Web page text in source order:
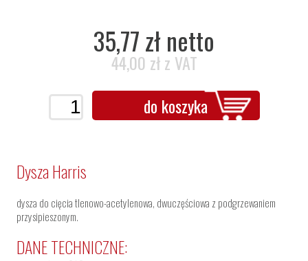
35,77 zł netto
44,00 zł z VAT
do koszyka
Dysza Harris
dysza do cięcia tlenowo-acetylenowa, dwuczęściowa z podgrzewaniem
przysipieszonym.
DANE TECHNICZNE: